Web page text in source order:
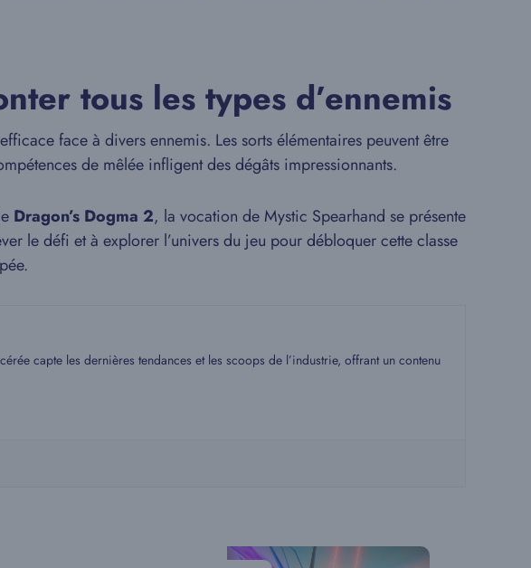
tous les types d’ennemis
face à divers ennemis. Les sorts élémentaires peuvent être
de mêlée infligent des dégâts impressionnants.
Dragon’s Dogma 2, la vocation de Mystic Spearhand se présente
le défi et à explorer l’univers du jeu pour débloquer cette classe
capte les dernières tendances et les scoops de l’industrie, offrant un contenu